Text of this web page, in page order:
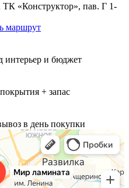
«Конструктор», пав. Г 1-
маршрут
интерьер и бюджет
+ запас
в день покупки